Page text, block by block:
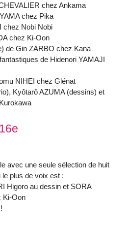
chez Ankama
chez Pika
chez Nobi Nobi
chez Ki-Oon
de Gin ZARBO chez Kana
de Hidenori YAMAJI
NIHEI chez Glénat
Kyôtarô AZUMA (dessins) et
avec une seule sélection de huit
plus de voix est :
Higoro au dessin et SORA
Ki-Oon